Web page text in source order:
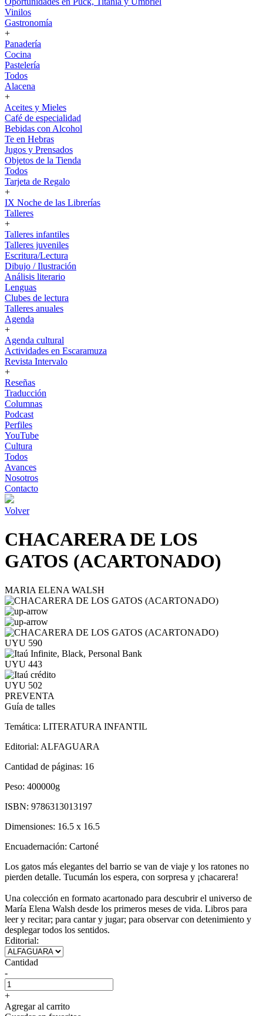
Vinilos
Gastronomía
+
Panadería
Cocina
Pastelería
Todos
Alacena
+
Aceites y Mieles
Café de especialidad
Bebidas con Alcohol
Te en Hebras
Jugos y Prensados
Objetos de la Tienda
Todos
Tarjeta de Regalo
+
IX Noche de las Librerías
Talleres
+
Talleres infantiles
Talleres juveniles
Escritura/Lectura
Dibujo / Ilustración
Análisis literario
Lenguas
Clubes de lectura
Talleres anuales
Agenda
+
Agenda cultural
Actividades en Escaramuza
Revista Intervalo
+
Reseñas
Traducción
Columnas
Podcast
Perfiles
YouTube
Cultura
Todos
Avances
Nosotros
Contacto
Volver
CHACARERA DE LOS
GATOS (ACARTONADO)
MARIA ELENA WALSH
UYU 590
UYU 443
UYU 502
PREVENTA
Guía de talles
Temática: LITERATURA INFANTIL
Editorial: ALFAGUARA
Cantidad de páginas: 16
Peso: 400000g
ISBN: 9786313013197
Dimensiones: 16.5 x 16.5
Encuadernación: Cartoné
Los gatos más elegantes del barrio se van de viaje y los ratones no
pierden detalle. Tucumán los espera, con sorpresa y ¡chacarera!
Una colección en formato acartonado para descubrir el universo de
María Elena Walsh desde los primeros meses de vida. Libros para
leer y recitar; para cantar y jugar; para observar con detenimiento y
desplegar todos los sentidos.
Editorial:
Cantidad
-
+
Agregar al carrito